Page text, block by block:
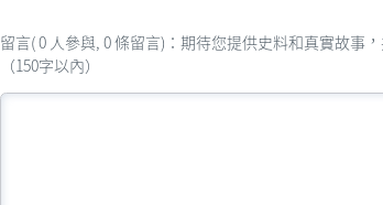
留言( 0 人參與, 0 條留言)：期待您提供史料和真實故事
（150字以內）